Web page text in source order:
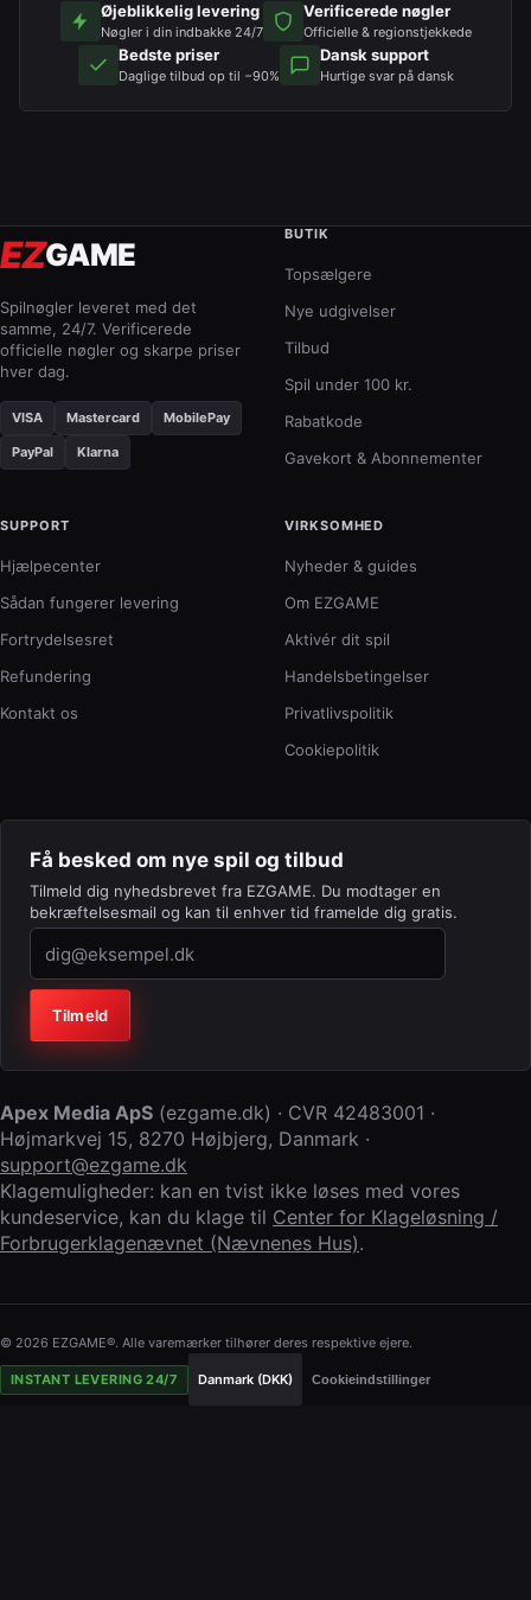
Øjeblikkelig levering
Nøgler i din indbakke 24/7
Verificerede nøgler
Officielle & regionstjekkede
Bedste priser
Daglige tilbud op til −90%
Dansk support
Hurtige svar på dansk
EZGAME
Spilnøgler leveret med det
samme, 24/7. Verificerede
officielle nøgler og skarpe priser
hver dag.
VISA Mastercard MobilePay
PayPal Klarna
BUTIK
Topsælgere
Nye udgivelser
Tilbud
Spil under 100 kr.
Rabatkode
Gavekort & Abonnementer
SUPPORT
Hjælpecenter
Sådan fungerer levering
Fortrydelsesret
Refundering
Kontakt os
VIRKSOMHED
Nyheder & guides
Om EZGAME
Aktivér dit spil
Handelsbetingelser
Privatlivspolitik
Cookiepolitik
Få besked om nye spil og tilbud
Tilmeld dig nyhedsbrevet fra EZGAME. Du modtager en
bekræftelsesmail og kan til enhver tid framelde dig gratis.
Virksomhed (lad feltet stå tomt)
Tilmeld
Apex Media ApS (ezgame.dk) · CVR 42483001 ·
Højmarkvej 15, 8270 Højbjerg, Danmark ·
support@ezgame.dk
Klagemuligheder: kan en tvist ikke løses med vores
kundeservice, kan du klage til Center for Klageløsning /
Forbrugerklagenævnet (Nævnenes Hus).
© 2026 EZGAME®. Alle varemærker tilhører deres respektive ejere.
INSTANT LEVERING 24/7 Danmark (DKK) Cookieindstillinger